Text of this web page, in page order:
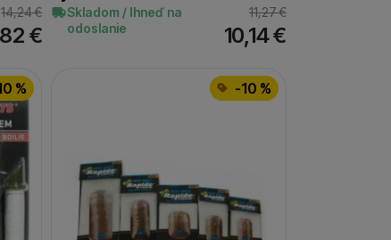
14,24€
€
Skladom / Ihneď na
odoslanie
11,27€
10,14€
% -10 %